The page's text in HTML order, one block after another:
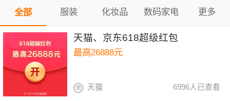
全部 服装 化妆品 数码家电 更多
天猫、京东618超级红包
最高26888元
6996人已查看
天猫